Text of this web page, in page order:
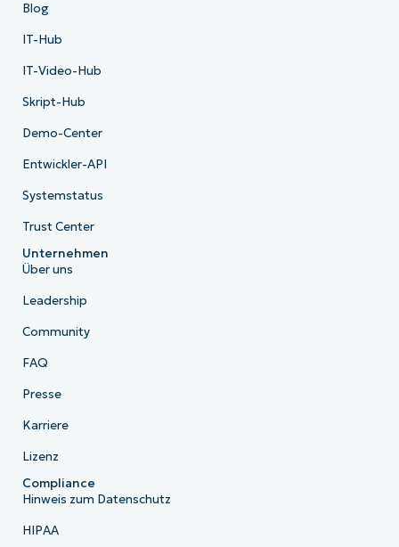
Blog
IT-Hub
IT-Video-Hub
Skript-Hub
Demo-Center
Entwickler-API
Systemstatus
Trust Center
Unternehmen
Über uns
Leadership
Community
FAQ
Presse
Karriere
Lizenz
Compliance
Hinweis zum Datenschutz
HIPAA